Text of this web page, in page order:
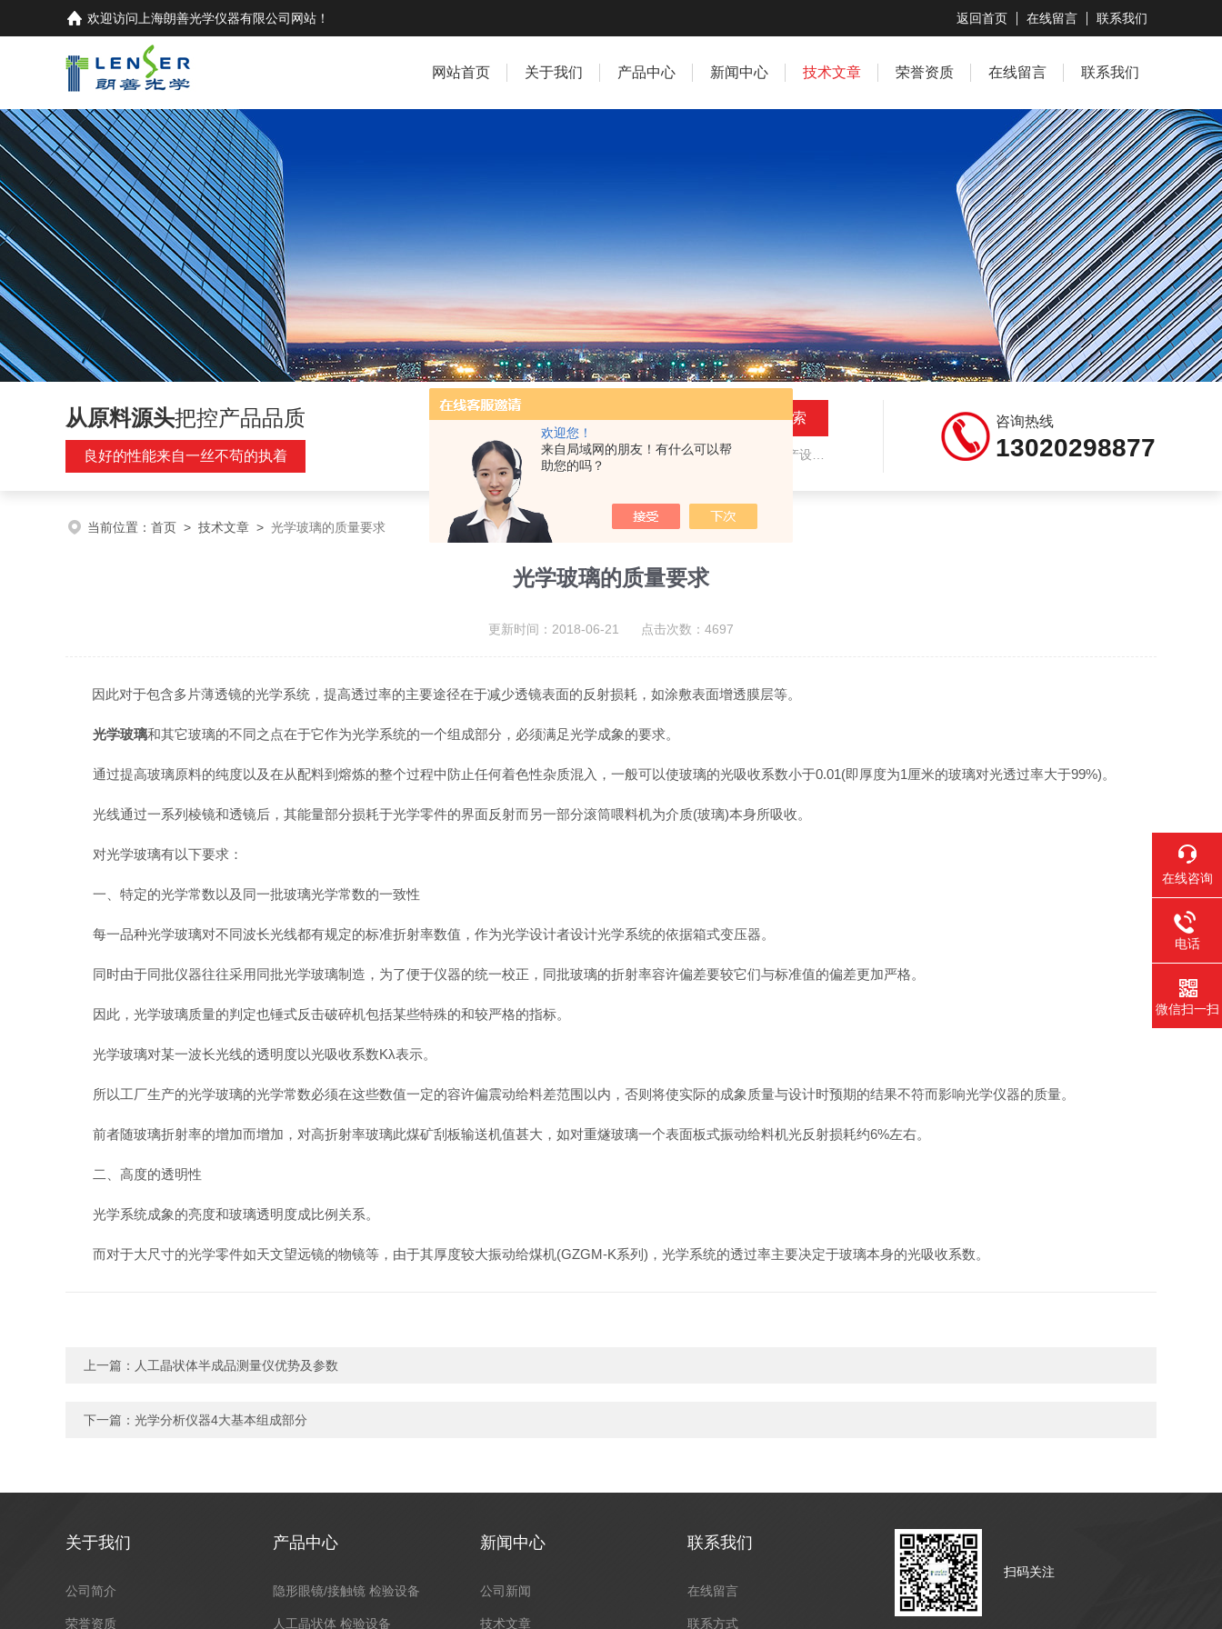
欢迎您！
来自局域网的朋友！有什么可以帮
助您的吗？
欢迎访问 上海朗善光学仪器有限公司 网站！ 返回首页 在线留言 联系我们
网站首页 关于我们 产品中心 新闻中心 技术文章 荣誉资质 在线留言 联系我们
从原料源头把控产品品质
良好的性能来自一丝不苟的执着 热门关键词：隐形眼镜（接触镜）用检测仪器和生产设备，人工晶状体（IOL/ICL）用检测仪器和生产设备，眼镜产品检测仪器，水气处理环保设备
咨询热线
13020298877
当前位置： 首页 > 技术文章 > 光学玻璃的质量要求
光学玻璃的质量要求
更新时间：2018-06-21 点击次数：4697
因此对于包含多片薄透镜的光学系统，提高透过率的主要途径在于减少透镜表面的反射损耗，如涂敷表面增透膜层等。
光学玻璃和其它玻璃的不同之点在于它作为光学系统的一个组成部分，必须满足光学成象的要求。
通过提高玻璃原料的纯度以及在从配料到熔炼的整个过程中防止任何着色性杂质混入，一般可以使玻璃的光吸收系数小于0.01(即厚度为1厘米的玻璃对光透过率大于99%)。
光线通过一系列棱镜和透镜后，其能量部分损耗于光学零件的界面反射而另一部分滚筒喂料机为介质(玻璃)本身所吸收。
对光学玻璃有以下要求：
一、特定的光学常数以及同一批玻璃光学常数的一致性
每一品种光学玻璃对不同波长光线都有规定的标准折射率数值，作为光学设计者设计光学系统的依据箱式变压器。
同时由于同批仪器往往采用同批光学玻璃制造，为了便于仪器的统一校正，同批玻璃的折射率容许偏差要较它们与标准值的偏差更加严格。
因此，光学玻璃质量的判定也锤式反击破碎机包括某些特殊的和较严格的指标。
光学玻璃对某一波长光线的透明度以光吸收系数Kλ表示。
所以工厂生产的光学玻璃的光学常数必须在这些数值一定的容许偏震动给料差范围以内，否则将使实际的成象质量与设计时预期的结果不符而影响光学仪器的质量。
前者随玻璃折射率的增加而增加，对高折射率玻璃此煤矿刮板输送机值甚大，如对重燧玻璃一个表面板式振动给料机光反射损耗约6%左右。
二、高度的透明性
光学系统成象的亮度和玻璃透明度成比例关系。
而对于大尺寸的光学零件如天文望远镜的物镜等，由于其厚度较大振动给煤机(GZGM-K系列)，光学系统的透过率主要决定于玻璃本身的光吸收系数。
上一篇： 人工晶状体半成品测量仪优势及参数
下一篇： 光学分析仪器4大基本组成部分
关于我们
公司简介
荣誉资质
产品中心
隐形眼镜/接触镜 检验设备
人工晶状体 检验设备
新闻中心
公司新闻
技术文章
联系我们
在线留言
联系方式
扫码关注
在线咨询
电话
微信扫一扫